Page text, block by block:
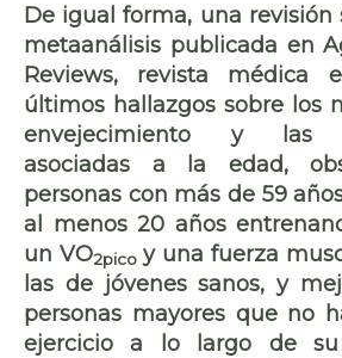
De igual forma, una revisión
metaanálisis publicada en
Reviews, revista médica
últimos hallazgos sobre los
envejecimiento y las
asociadas a la edad,
personas con más de 59
al menos 20 años
un VO2picoy una fuerza
las de jóvenes sanos, y
personas mayores que no
ejercicio a lo largo de